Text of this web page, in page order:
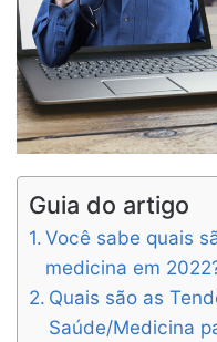
Guia do artigo
Você sabe quais
medicina em
Quais são as
Saúde/Medicina